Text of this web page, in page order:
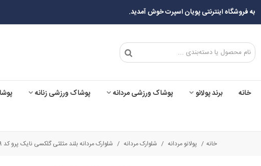
به فروشگاه اینترنتی پویان اسپرت خوش آمدید.
خانه برند پولانو پوشاک ورزشی مردانه پوشاک ورزشی زنانه
خانه / پولانو مردانه / شلوارک مردانه / شلوارک مردانه بلند مثلثی گلکسی نایک پرو کد 21009 تکی